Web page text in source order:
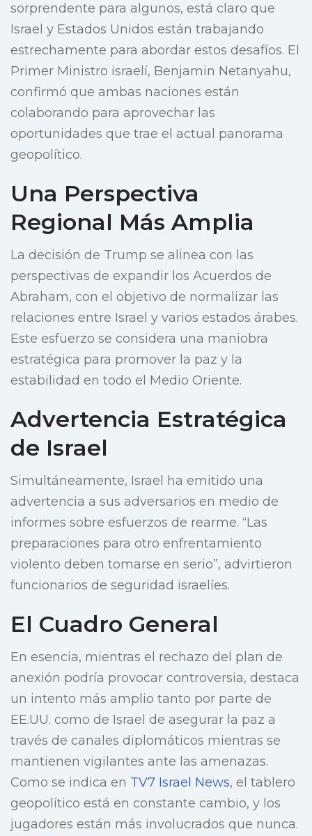
sorprendente para algunos, está claro que
Israel y Estados Unidos están trabajando
estrechamente para abordar estos desafíos. El
Primer Ministro israelí, Benjamin Netanyahu,
confirmó que ambas naciones están
colaborando para aprovechar las
oportunidades que trae el actual panorama
geopolítico.
Una Perspectiva
Regional Más Amplia
La decisión de Trump se alinea con las
perspectivas de expandir los Acuerdos de
Abraham, con el objetivo de normalizar las
relaciones entre Israel y varios estados árabes.
Este esfuerzo se considera una maniobra
estratégica para promover la paz y la
estabilidad en todo el Medio Oriente.
Advertencia Estratégica
de Israel
Simultáneamente, Israel ha emitido una
advertencia a sus adversarios en medio de
informes sobre esfuerzos de rearme. “Las
preparaciones para otro enfrentamiento
violento deben tomarse en serio”, advirtieron
funcionarios de seguridad israelíes.
El Cuadro General
En esencia, mientras el rechazo del plan de
anexión podría provocar controversia, destaca
un intento más amplio tanto por parte de
EE.UU. como de Israel de asegurar la paz a
través de canales diplomáticos mientras se
mantienen vigilantes ante las amenazas.
Como se indica en TV7 Israel News, el tablero
geopolítico está en constante cambio, y los
jugadores están más involucrados que nunca.